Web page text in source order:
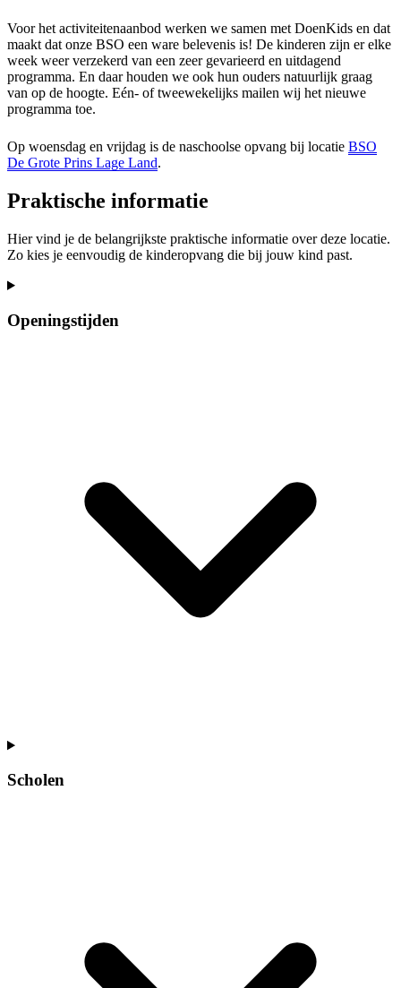
Voor het activiteitenaanbod werken we samen met DoenKids en dat
maakt dat onze BSO een ware belevenis is! De kinderen zijn er elke
week weer verzekerd van een zeer gevarieerd en uitdagend
programma. En daar houden we ook hun ouders natuurlijk graag
van op de hoogte. Eén- of tweewekelijks mailen wij het nieuwe
programma toe.
Op woensdag en vrijdag is de naschoolse opvang bij locatie BSO
De Grote Prins Lage Land.
Praktische informatie
Hier vind je de belangrijkste praktische informatie over deze locatie.
Zo kies je eenvoudig de kinderopvang die bij jouw kind past.
Openingstijden
Scholen